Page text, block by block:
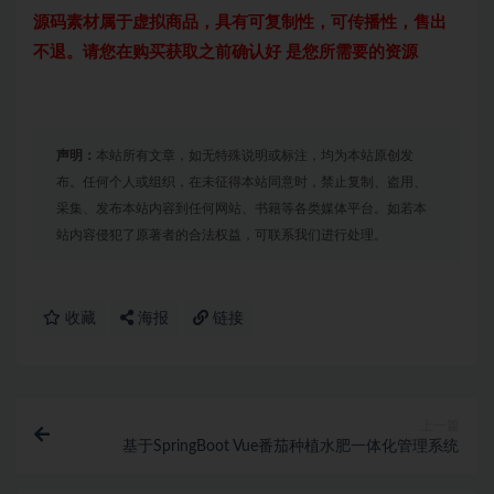
源码素材属于虚拟商品，具有可复制性，可传播性，售出
不退。请您在购买获取之前确认好 是您所需要的资源
声明： 本站所有文章，如无特殊说明或标注，均为本站原创发
布。任何个人或组织，在未征得本站同意时，禁止复制、盗用、
采集、发布本站内容到任何网站、书籍等各类媒体平台。如若本
站内容侵犯了原著者的合法权益，可联系我们进行处理。
收藏 海报 链接
基于SpringBoot Vue番茄种植水肥一体化管理系统